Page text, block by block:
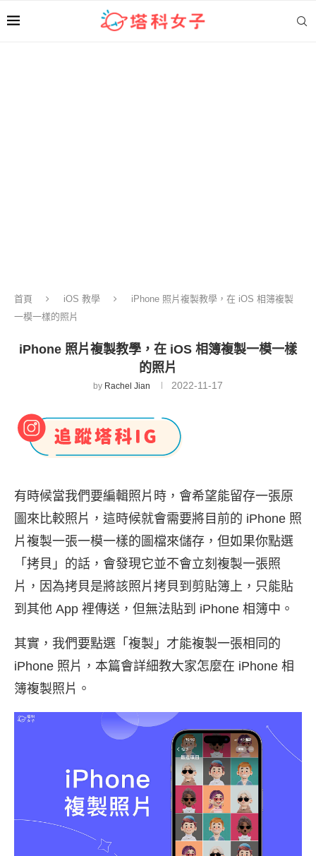
首頁 iOS 教學
iPhone 照片複製教學，在 iOS 相簿複製
一模一樣的照片
iPhone 照片複製教學，在 iOS 相簿複製一模一樣
的照片
by Rachel Jian 2022-11-17
有時候當我們要編輯照片時，會希望能留存一張原
圖來比較照片，這時候就會需要將目前的 iPhone 照
片複製一張一模一樣的圖檔來儲存，但如果你點選
「拷貝」的話，會發現它並不會立刻複製一張照
片，因為拷貝是將該照片拷貝到剪貼簿上，只能貼
到其他 App 裡傳送，但無法貼到 iPhone 相簿中。
其實，我們要點選「複製」才能複製一張相同的
iPhone 照片，本篇會詳細教大家怎麼在 iPhone 相
簿複製照片。